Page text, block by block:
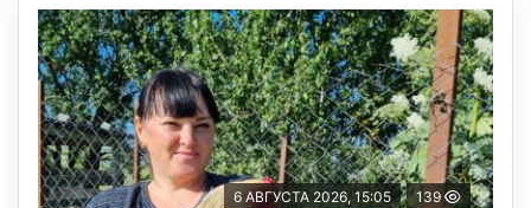
6 АВГУСТА 2026, 15:05 139